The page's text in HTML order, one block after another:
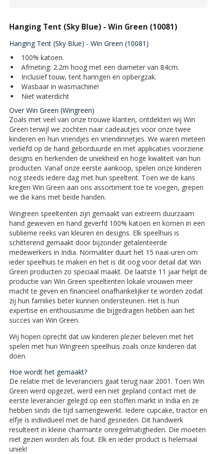
Hanging Tent (Sky Blue) - Win Green (10081)
Hanging Tent (Sky Blue) - Win Green (10081)
100% katoen.
Afmeting: 2.2m hoog met een diameter van 84cm.
Inclusief touw, tent haringen en opbergzak.
Wasbaar in wasmachine!
Niet waterdicht
Over Win Green (Wingreen)
Zoals met veel van onze trouwe klanten, ontdekten wij Win
Green terwijl we zochten naar cadeautjes voor onze twee
kinderen en hun vriendjes en vriendinnetjes. We waren meteen
verliefd op de hand geborduurde en met applicaties voorziene
designs en herkenden de uniekheid en hoge kwaliteit van hun
producten. Vanaf onze eerste aankoop, spelen onze kinderen
nog steeds iedere dag met hun speeltent. Toen we de kans
kregen Win Green aan ons assortiment toe te voegen, grepen
we die kans met beide handen.
Wingreen speeltenten zijn gemaakt van extreem duurzaam
hand geweven en hand geverfd 100% katoen en komen in een
sublieme reeks van kleuren en designs. Elk speelhuis is
schitterend gemaakt door bijzonder getalenteerde
medewerkers in India. Normaliter duurt het 15 naai-uren om
ieder speelhuis te maken en het is dit oog voor detail dat Win
Green producten zo speciaal maakt. De laatste 11 jaar helpt de
productie van Win Green speeltenten lokale vrouwen meer
macht te geven en financieel onafhankelijker te worden zodat
zij hun families beter kunnen ondersteunen. Het is hun
expertise en enthousiasme die bijgedragen hebben aan het
succes van Win Green.
Wij hopen oprecht dat uw kinderen plezier beleven met het
spelen met hun Wingreen speelhuis zoals onze kinderen dat
doen.
Hoe wordt het gemaakt?
De relatie met de leveranciers gaat terug naar 2001. Toen Win
Green werd opgezet, werd een niet gepland contact met de
eerste leverancier gelegd op een stoffen markt in India en ze
hebben sinds die tijd samengewerkt. Iedere cupcake, tractor en
elfje is individueel met de hand gesneden. Dit handwerk
resulteert in kleine charmante onregelmatigheden. Die moeten
niet gezien worden als fout. Elk en ieder product is helemaal
uniek!